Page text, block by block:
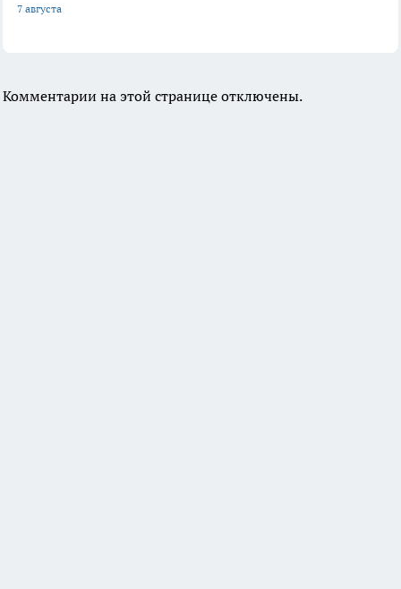
7 августа
Комментарии на этой странице отключены.